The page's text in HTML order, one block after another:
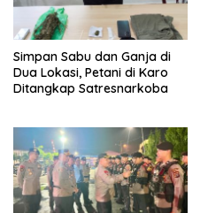
Simpan Sabu dan Ganja di
Dua Lokasi, Petani di Karo
Ditangkap Satresnarkoba